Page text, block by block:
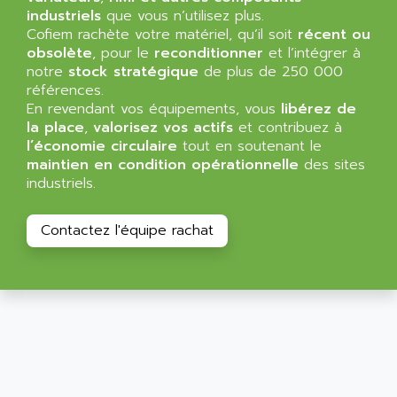
SIMATIC MP
MINI MAESTRO
NT3
CYBER 4000
RPX30
SINUMERIK 820/
LOGO
SIMATIC MULTIPANEL
CL200
DIGIVEX
CL300
ALLEGRO MICROSYSTEMS
ALLEN
ALLEN BRADLEY
ALLEN CODIERGERATE GMBH
ALLEN CODING SYSTEMS
ALLEN SYSTEMS
ALLIANCE INSTRUMENTS
ALLIED TELESIS
ALLIED TELESYN
industriels que vous n’utilisez plus.
Cofiem rachète votre matériel, qu’il soit récent ou
obsolète, pour le reconditionner et l’intégrer à
notre stock stratégique de plus de 250 000
références.
En revendant vos équipements, vous libérez de
la place, valorisez vos actifs et contribuez à
l’économie circulaire tout en soutenant le
maintien en condition opérationnelle des sites
industriels.
Contactez l'équipe rachat